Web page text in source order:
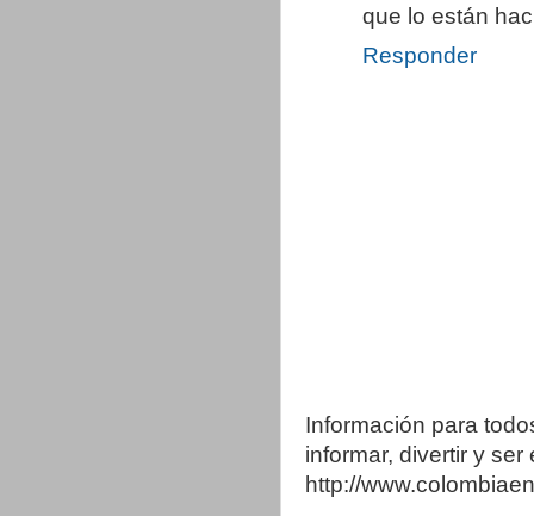
que lo están
Responder
Información para
informar, divertir y
http://